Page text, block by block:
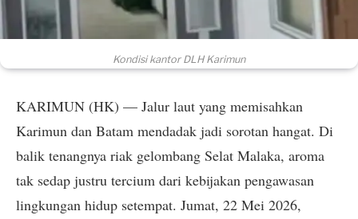
Kondisi kantor DLH Karimun
​KARIMUN (HK) — Jalur laut yang memisahkan
Karimun dan Batam mendadak jadi sorotan hangat. Di
balik tenangnya riak gelombang Selat Malaka, aroma
tak sedap justru tercium dari kebijakan pengawasan
lingkungan hidup setempat. Jumat, 22 Mei 2026,